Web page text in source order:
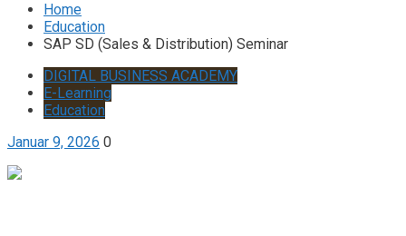
Home
Education
SAP SD (Sales & Distribution) Seminar
DIGITAL BUSINESS ACADEMY
E-Learning
Education
Januar 9, 2026 0